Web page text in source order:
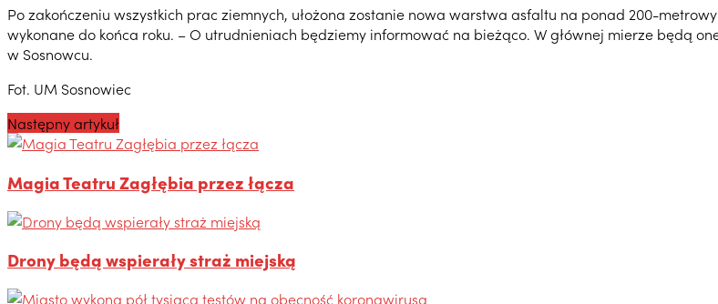
Po zakończeniu wszystkich prac ziemnych, ułożona zostanie nowa warstwa asfaltu na ponad 200-
wykonane do końca roku. – O utrudnieniach będziemy informować na bieżąco. W głównej mierze będą
w Sosnowcu.
Fot. UM Sosnowiec
Następny artykuł
Magia Teatru Zagłębia przez łącza
Drony będą wspierały straż miejską